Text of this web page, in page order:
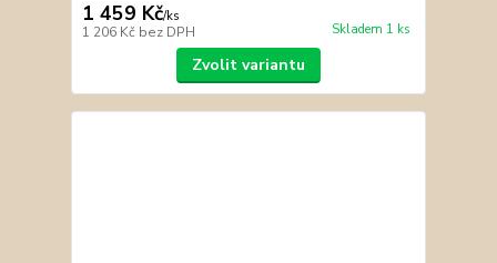
1 459 Kč/ks
1 206 Kč bez DPH Skladem 1 ks
Zvolit variantu